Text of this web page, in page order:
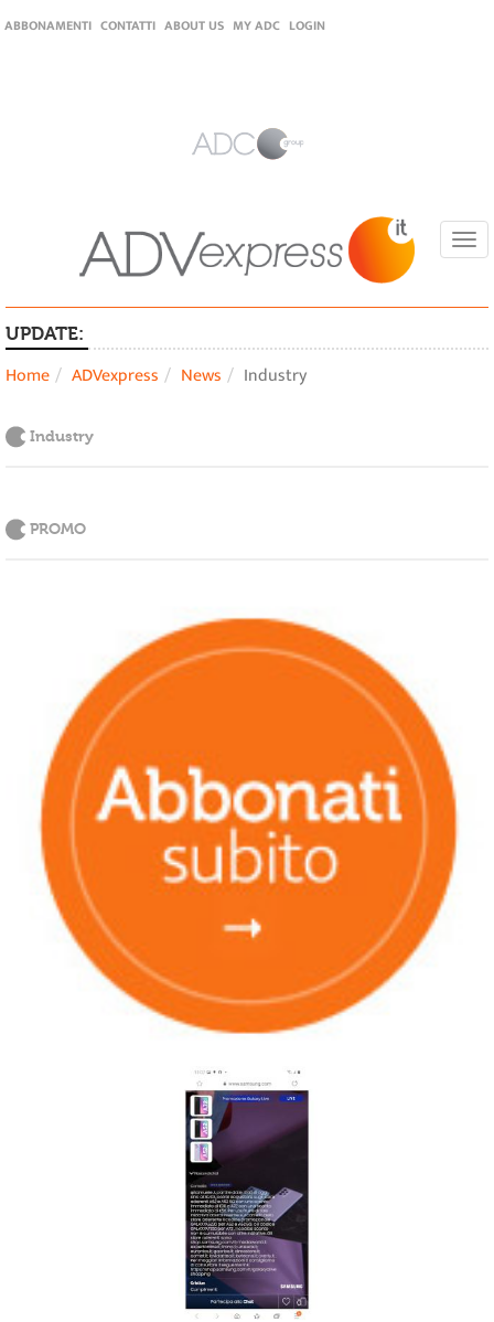
ABBONAMENTI CONTATTI ABOUT US MY ADC LOGIN
UPDATE:
Home ADVexpress News Industry
Industry
PROMO